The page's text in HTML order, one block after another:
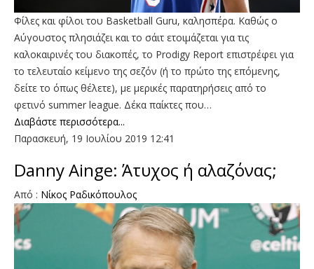
Φίλες και φίλοι του Basketball Guru, καλησπέρα. Καθώς ο
Αύγουστος πλησιάζει και το σάιτ ετοιμάζεται για τις
καλοκαιρινές του διακοπές, το Prodigy Report επιστρέφει για
το τελευταίο κείμενο της σεζόν (ή το πρώτο της επόμενης,
δείτε το όπως θέλετε), με μερικές παρατηρήσεις από το
φετινό summer league. Δέκα παίκτες που…
Διαβάστε περισσότερα...
Παρασκευή, 19 Ιουλίου 2019 12:41
Danny Ainge: Άτυχος ή αλαζόνας;
Από : Νίκος Ραδικόπουλος